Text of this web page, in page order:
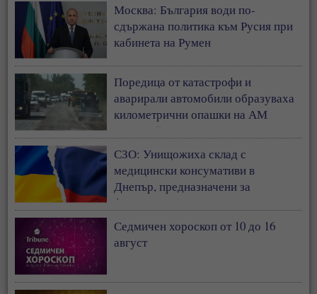
Москва: България води по-
сдържана политика към Русия при
кабинета на Румен
Поредица от катастрофи и
аварирали автомобили образуваха
километрични опашки на АМ
„Тракия“
СЗО: Унищожиха склад с
медицински консумативи в
Днепър, предназначени за
фронтовата линия
Седмичен хороскоп от 10 до 16
август